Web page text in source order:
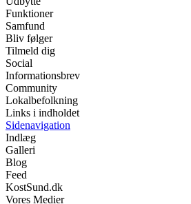
Funktioner
Samfund
Bliv følger
Tilmeld dig
Social
Informationsbrev
Community
Lokalbefolkning
Links i indholdet
Sidenavigation
Indlæg
Galleri
Blog
Feed
KostSund.dk
Vores Medier